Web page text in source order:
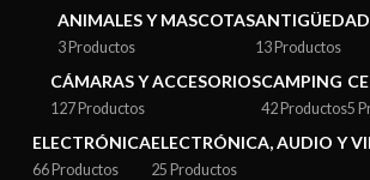
ANIMALES Y MASCOTAS
3 Productos 13 Productos
CÁMARAS Y ACCESORIOS
127 Productos
CAMPING
42 Productos5
ELECTRÓNICA
66 Productos
ELECTRÓNICA, AUDIO Y
25 Productos